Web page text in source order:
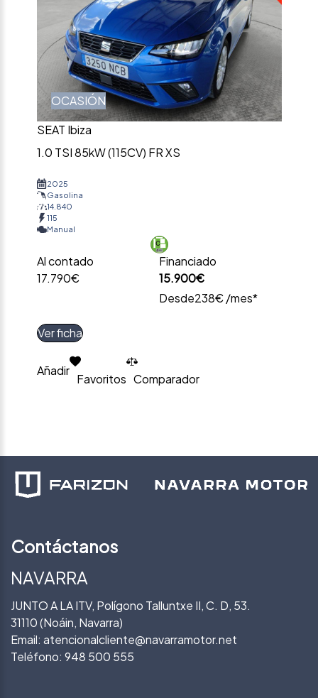
OCASIÓN
SEAT Ibiza
1.0 TSI 85kW (115CV) FR XS
2025
Gasolina
14.840
115
Manual
Al contado
17.790€
Financiado
15.900€
Desde238€ /mes*
Ver ficha
Añadir
Favoritos Comparador
Contáctanos
NAVARRA
JUNTO A LA ITV, Polígono Talluntxe II, C. D, 53.
31110 (Noáin, Navarra)
Email: atencionalcliente@navarramotor.net
Teléfono: 948 500 555